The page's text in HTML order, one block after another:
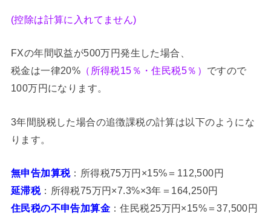
(控除は計算に入れてません)
FXの年間収益が500万円発生した場合、
税金は一律20% （所得税15％・住民税5％） ですので
100万円になります。
3年間脱税した場合の追徴課税の計算は以下のようにな
ります。
無申告加算税：所得税75万円×15%＝112,500円
延滞税：所得税75万円×7.3%×3年＝164,250円
住民税の不申告加算金 ：住民税25万円×15%＝37,500円